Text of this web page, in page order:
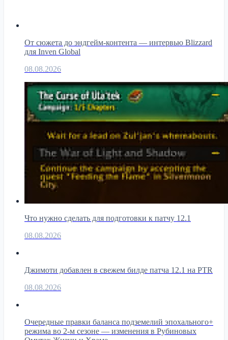
От сюжета до эндгейм-контента — интервью Blizzard
для Inven Global
08.08.2026
Что нужно сделать для подготовки к патчу 12.1
08.08.2026
Джимоти добавлен в свежем билде патча 12.1 на PTR
08.08.2026
Очередные правки баланса подземелий эпохального+
режима во 2-м сезоне — изменения в Рубиновых